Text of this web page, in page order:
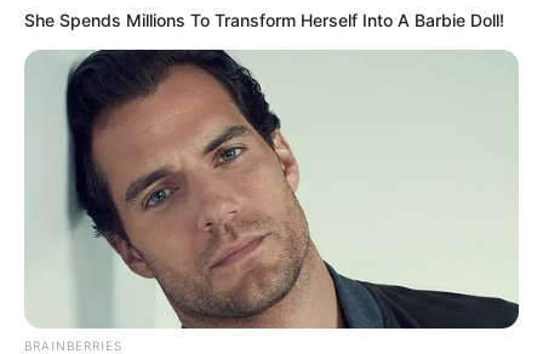
She Spends Millions To Transform Herself Into A Barbie Doll!
BRAINBERRIES